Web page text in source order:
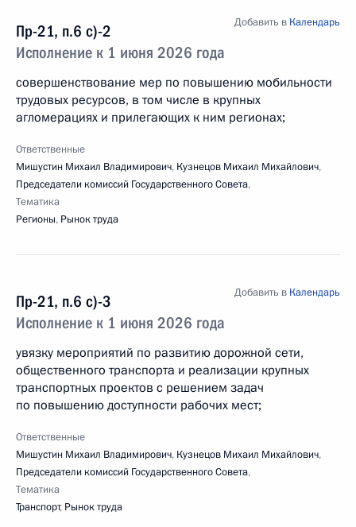
Пр-21, п.6 с)-2
Исполнение к 1 июня 2026 года
Добавить в Календарь
совершенствование мер по повышению мобильности
трудовых ресурсов, в том числе в крупных
агломерациях и прилегающих к ним регионах;
Ответственные
Мишустин Михаил Владимирович, Кузнецов Михаил Михайлович,
Председатели комиссий Государственного Совета,
Тематика
Регионы, Рынок труда
Пр-21, п.6 с)-3
Исполнение к 1 июня 2026 года
Добавить в Календарь
увязку мероприятий по развитию дорожной сети,
общественного транспорта и реализации крупных
транспортных проектов с решением задач
по повышению доступности рабочих мест;
Ответственные
Мишустин Михаил Владимирович, Кузнецов Михаил Михайлович,
Председатели комиссий Государственного Совета,
Тематика
Транспорт, Рынок труда